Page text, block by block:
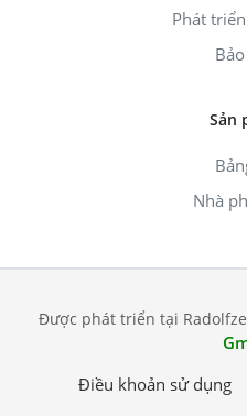
Phát
Sản
Nhà
Được phát triển tại
Điều khoản sử dụng